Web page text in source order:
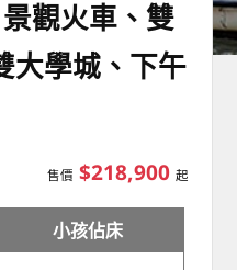
觀火車、雙
大學城、下午
售價 $218,900 起
小孩佔床